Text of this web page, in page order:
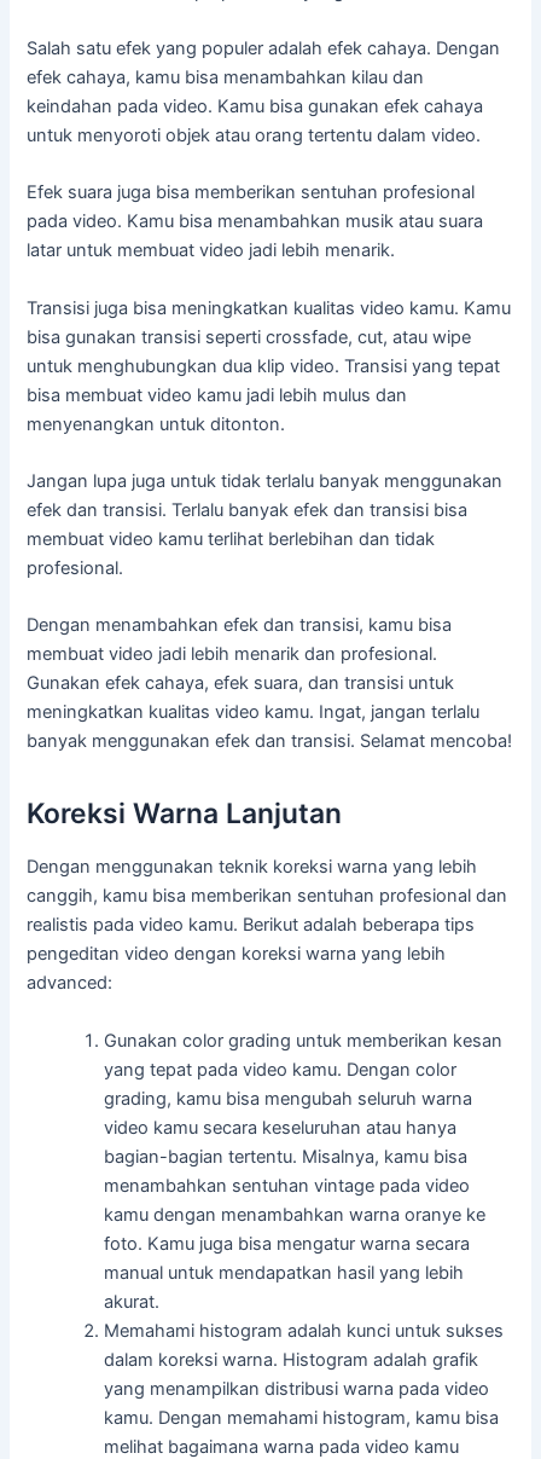
Salah satu efek yang populer adalah efek cahaya. Dengan
efek cahaya, kamu bisa menambahkan kilau dan
keindahan pada video. Kamu bisa gunakan efek cahaya
untuk menyoroti objek atau orang tertentu dalam video.
Efek suara juga bisa memberikan sentuhan profesional
pada video. Kamu bisa menambahkan musik atau suara
latar untuk membuat video jadi lebih menarik.
Transisi juga bisa meningkatkan kualitas video kamu. Kamu
bisa gunakan transisi seperti crossfade, cut, atau wipe
untuk menghubungkan dua klip video. Transisi yang tepat
bisa membuat video kamu jadi lebih mulus dan
menyenangkan untuk ditonton.
Jangan lupa juga untuk tidak terlalu banyak menggunakan
efek dan transisi. Terlalu banyak efek dan transisi bisa
membuat video kamu terlihat berlebihan dan tidak
profesional.
Dengan menambahkan efek dan transisi, kamu bisa
membuat video jadi lebih menarik dan profesional.
Gunakan efek cahaya, efek suara, dan transisi untuk
meningkatkan kualitas video kamu. Ingat, jangan terlalu
banyak menggunakan efek dan transisi. Selamat mencoba!
Koreksi Warna Lanjutan
Dengan menggunakan teknik koreksi warna yang lebih
canggih, kamu bisa memberikan sentuhan profesional dan
realistis pada video kamu. Berikut adalah beberapa tips
pengeditan video dengan koreksi warna yang lebih
advanced:
Gunakan color grading untuk memberikan kesan
yang tepat pada video kamu. Dengan color
grading, kamu bisa mengubah seluruh warna
video kamu secara keseluruhan atau hanya
bagian-bagian tertentu. Misalnya, kamu bisa
menambahkan sentuhan vintage pada video
kamu dengan menambahkan warna oranye ke
foto. Kamu juga bisa mengatur warna secara
manual untuk mendapatkan hasil yang lebih
akurat.
Memahami histogram adalah kunci untuk sukses
dalam koreksi warna. Histogram adalah grafik
yang menampilkan distribusi warna pada video
kamu. Dengan memahami histogram, kamu bisa
melihat bagaimana warna pada video kamu